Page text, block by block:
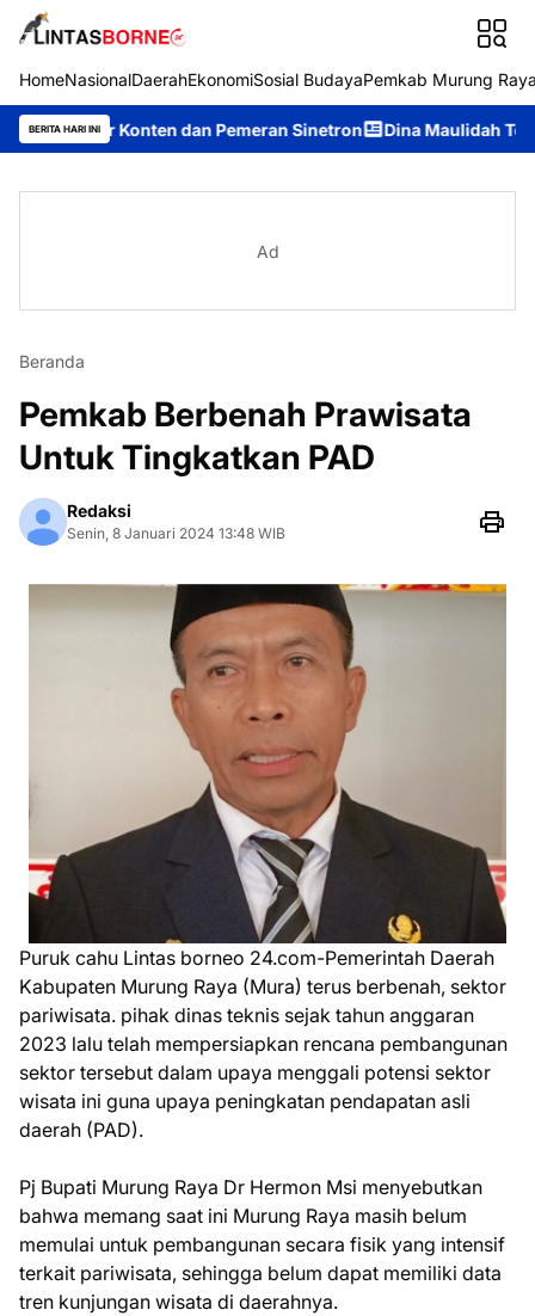
HomeNasionalDaerahEkonomiSosial BudayaPemkab Murung
BERITA HARI INI
Konten dan Pemeran Sinetron Dina Maulidah Terpilih
Ad
Beranda
Pemkab Berbenah Prawisata
Untuk Tingkatkan PAD
Redaksi
Senin, 8 Januari 2024 13:48 WIB
Puruk cahu Lintas borneo 24.com-Pemerintah Daerah
Kabupaten Murung Raya (Mura) terus berbenah, sektor
pariwisata. pihak dinas teknis sejak tahun anggaran
2023 lalu telah mempersiapkan rencana pembangunan
sektor tersebut dalam upaya menggali potensi sektor
wisata ini guna upaya peningkatan pendapatan asli
daerah (PAD).
Pj Bupati Murung Raya Dr Hermon Msi menyebutkan
bahwa memang saat ini Murung Raya masih belum
memulai untuk pembangunan secara fisik yang intensif
terkait pariwisata, sehingga belum dapat memiliki data
tren kunjungan wisata di daerahnya.